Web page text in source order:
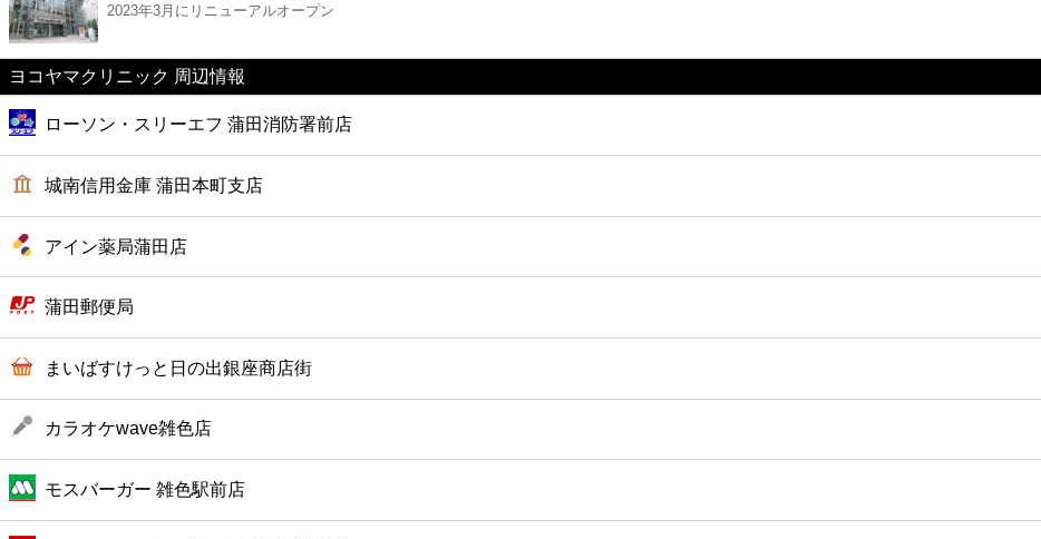
カフェ
ショッピング
銀行
病院
2023年3月にリニューアルオープン
ヨコヤマクリニック 周辺情報
ローソン・スリーエフ 蒲田消防署前店
城南信用金庫 蒲田本町支店
アイン薬局蒲田店
蒲田郵便局
まいばすけっと日の出銀座商店街
カラオケwave雑色店
モスバーガー 雑色駅前店